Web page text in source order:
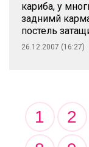
кариба, у
заднимй
постель
26.12.2007 (16:27)
1 2